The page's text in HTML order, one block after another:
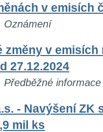
v emisích
Oznámení
změny v emisích
27.12.2024
informace
- Navýšení ZK
mil ks